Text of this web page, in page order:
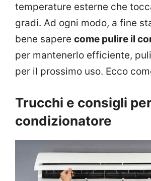
temperature esterne che
gradi. Ad ogni modo, a fine
bene sapere come pulire il
per mantenerlo efficiente,
per il prossimo uso. Ecco
Trucchi e consigli
condizionatore